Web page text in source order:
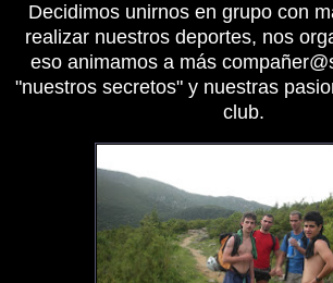
Decidimos unirnos en grupo con
realizar nuestros deportes, nos
eso animamos a más
"nuestros secretos" y nuestras
club.